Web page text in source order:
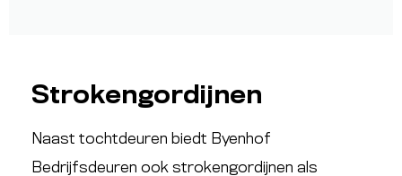
Strokengordijnen
Naast tochtdeuren biedt Byenhof
Bedrijfsdeuren ook strokengordijnen als